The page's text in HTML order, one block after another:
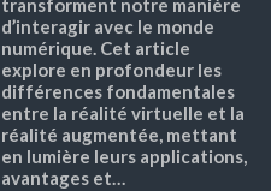
transforment notre manière
d’interagir avec le monde
numérique. Cet article
explore en profondeur les
différences fondamentales
entre la réalité virtuelle et la
réalité augmentée, mettant
en lumière leurs applications,
avantages et…